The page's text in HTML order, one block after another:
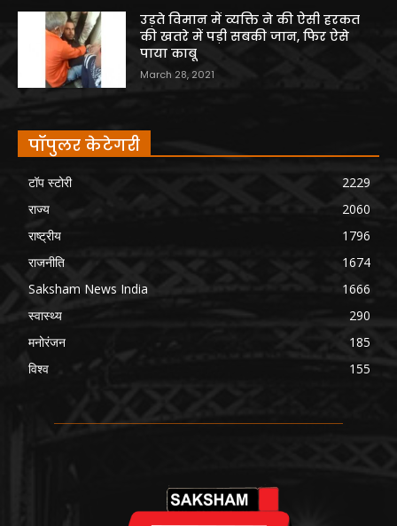
उड़ते विमान में व्यक्ति ने की ऐसी हरकत
की खतरे में पड़ी सबकी जान, फिर ऐसे
पाया काबू
March 28, 2021
पॉपुलर केटेगरी
टॉप स्टोरी
2229
राज्य
2060
राष्ट्रीय
1796
राजनीति
1674
Saksham News India
1666
स्वास्थ्य
290
मनोरंजन
185
विश्व
155